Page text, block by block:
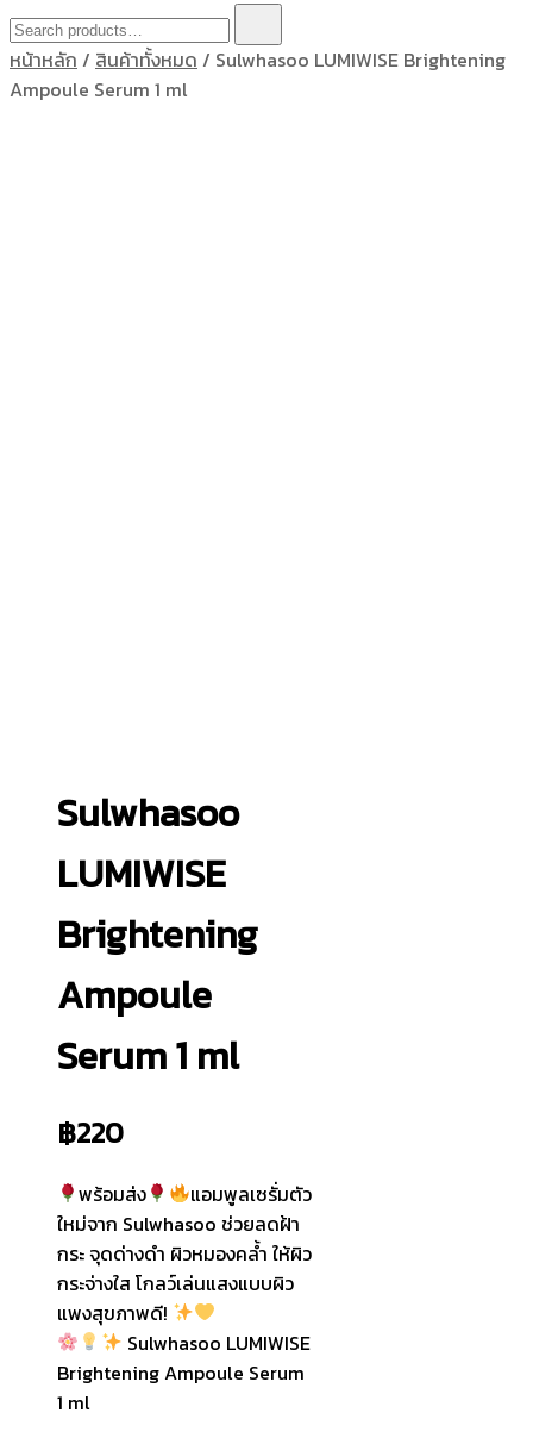
Search
for:
หน้าหลัก / สินค้าทั้งหมด / Sulwhasoo LUMIWISE Brightening
Ampoule Serum 1 ml
Sulwhasoo
LUMIWISE
Brightening
Ampoule
Serum 1 ml
฿220
พร้อมส่ง
แอมพูลเซรั่มตัว
ใหม่จาก Sulwhasoo ช่วยลดฝ้า
กระ จุดด่างดำ ผิวหมองคล้ำ ให้ผิว
กระจ่างใส โกลว์เล่นแสงแบบผิว
แพงสุขภาพดี!
Sulwhasoo LUMIWISE
Brightening Ampoule Serum
1 ml